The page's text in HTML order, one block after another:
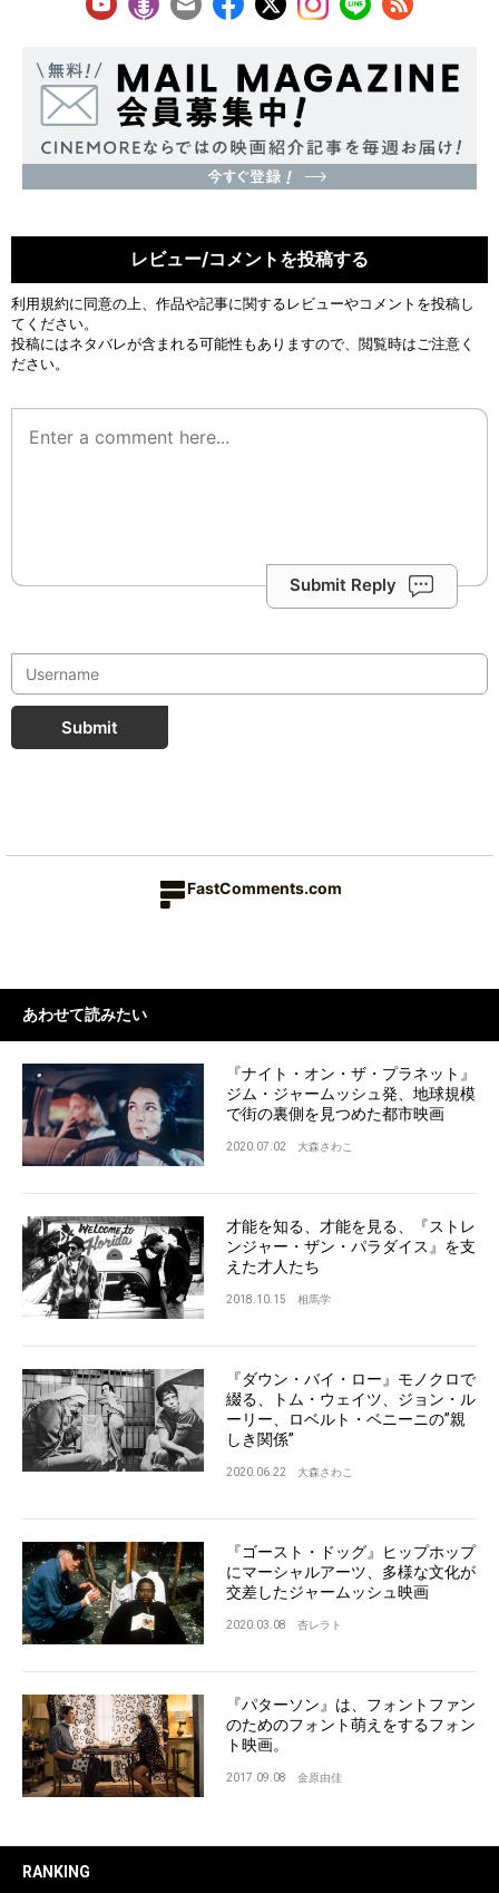
レビュー/コメントを投稿する
利用規約に同意の上、作品や記事に関するレビューやコメントを投稿し
てください。
投稿にはネタバレが含まれる可能性もありますので、閲覧時はご注意く
ださい。
Submit Reply
Submit
FastComments.com
あわせて読みたい
『ナイト・オン・ザ・プラネット』
ジム・ジャームッシュ発、地球規模
で街の裏側を見つめた都市映画
2020.07.02 大森さわこ
才能を知る、才能を見る、『ストレ
ンジャー・ザン・パラダイス』を支
えた才人たち
2018.10.15 相馬学
『ダウン・バイ・ロー』モノクロで
綴る、トム・ウェイツ、ジョン・ル
ーリー、ロベルト・ベニーニの”親
しき関係”
2020.06.22 大森さわこ
『ゴースト・ドッグ』ヒップホップ
にマーシャルアーツ、多様な文化が
交差したジャームッシュ映画
2020.03.08 杏レラト
『パターソン』は、フォントファン
のためのフォント萌えをするフォン
ト映画。
2017.09.08 金原由佳
RANKING